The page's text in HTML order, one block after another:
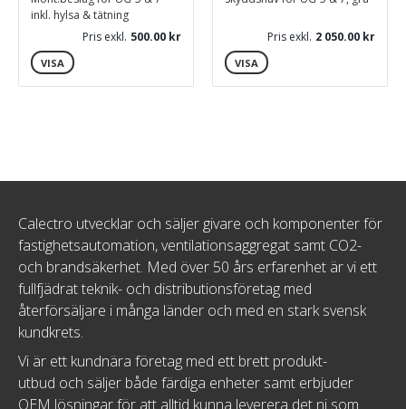
inkl. hylsa & tätning
Pris exkl. 500.00
VISA
Pris exkl. 2 050.00
VISA
Calectro utvecklar och säljer givare och komponenter för
fastighetsautomation, ventilationsaggregat samt CO2-
och brandsäkerhet. Med över 50 års erfarenhet är vi ett
fullfjädrat teknik- och distributionsföretag med
återförsäljare i många länder och med en stark svensk
kundkrets.
Vi är ett kundnära företag med ett brett produkt-
utbud och säljer både färdiga enheter samt erbjuder
OEM lösningar för att alltid kunna leverera det ni som